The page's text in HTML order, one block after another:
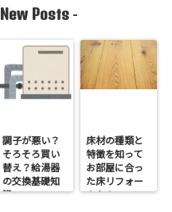
New Posts -
調子が悪い？
そろそろ買い
替え？給湯器
の交換基礎知
識
床材の種類と
特徴を知って
お部屋に合っ
た床リフォー
ムを！